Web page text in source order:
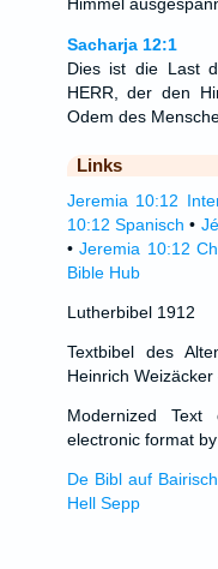
Sacharja 12:1
Dies ist die Last
HERR, der den
Odem des
Links
Jeremia 10:12
10:12 Spanisch •
•Jeremia 10:12
Bible Hub
Lutherbibel 1912
Textbibel des
Heinrich Weizäcker
Modernized
electronic format
De Bibl auf
Hell Sepp